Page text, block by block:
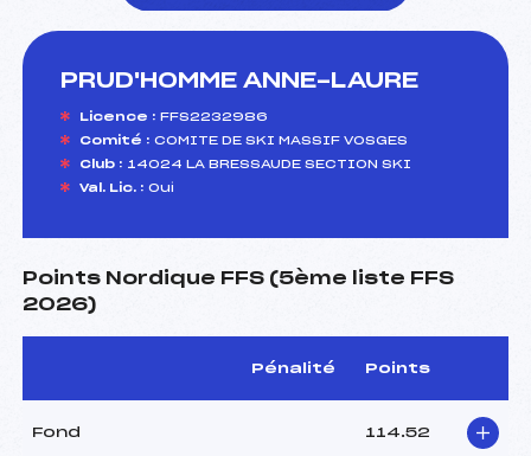
PRUD'HOMME ANNE-LAURE
Licence : FFS2232986
Comité : COMITE DE SKI MASSIF VOSGES
Club : 14024 LA BRESSAUDE SECTION SKI
Val. Lic. : Oui
Points Nordique FFS (5ème liste FFS
2026)
Pénalité Points
Fond 114.52